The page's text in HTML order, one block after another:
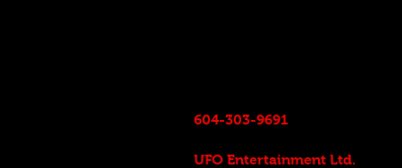
604-303-9691
UFO Entertainment Ltd.